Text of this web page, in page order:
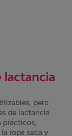
lactancia
pero
de lactancia
prácticos,
ropa seca y